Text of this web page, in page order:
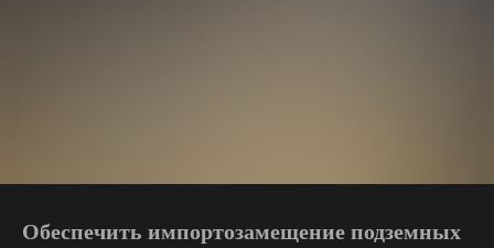
Обеспечить импортозамещение подземных